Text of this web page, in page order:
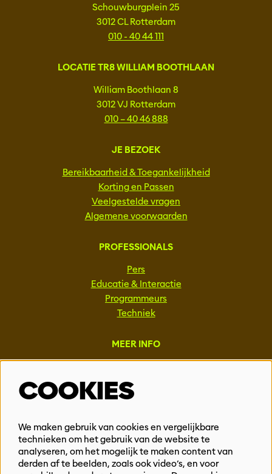
Schouwburgplein 25
3012 CL Rotterdam
010 - 40 44 111
LOCATIE TR8 WILLIAM BOOTHLAAN
William Boothlaan 8
3012 VJ Rotterdam
010 – 40 46 888
JE BEZOEK
Bereikbaarheid & Toegankelijkheid
Korting en Passen
Veelgestelde vragen
Algemene voorwaarden
PROFESSIONALS
Pers
Educatie & Interactie
Programmeurs
Techniek
MEER INFO
Vacatures
Events & Partnerships
Privacy
BLIJF OP DE HOOGTE
COOKIES
We maken gebruik van cookies en vergelijkbare
technieken om het gebruik van de website te
analyseren, om het mogelijk te maken content van
derden af te beelden, zoals ook video’s, en voor